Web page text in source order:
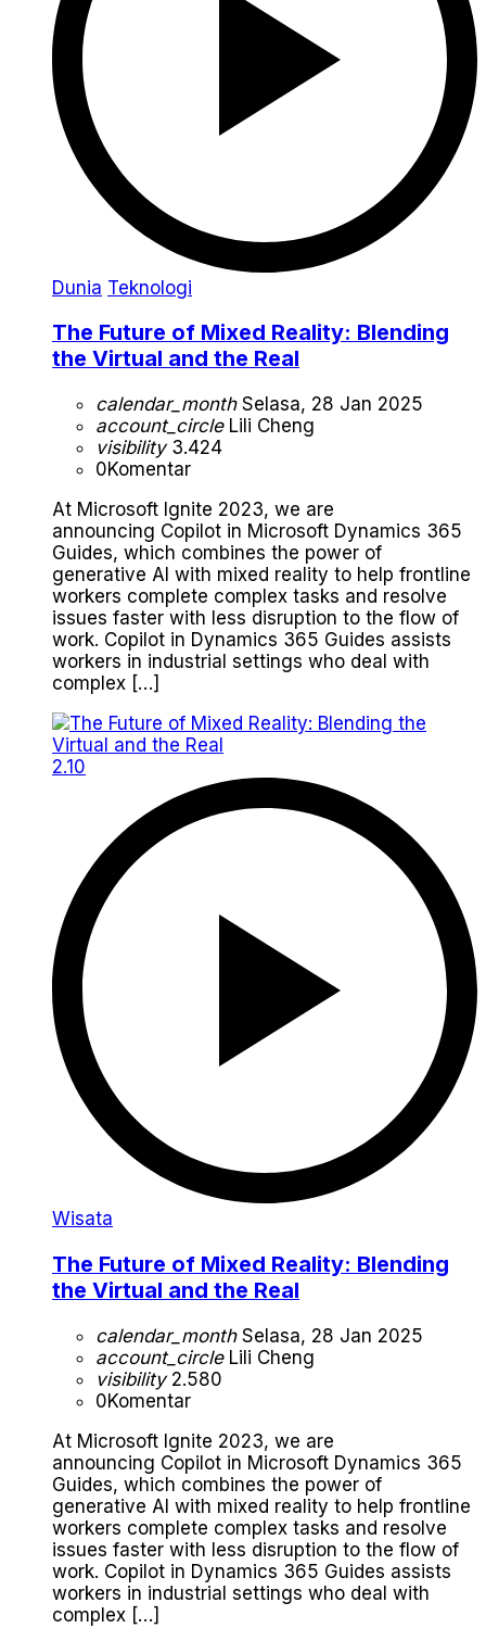
Dunia Teknologi
The Future of Mixed Reality: Blending
the Virtual and the Real
calendar_monthSelasa, 28 Jan 2025
account_circleLili Cheng
visibility3.424
0Komentar
At Microsoft Ignite 2023, we are
announcing Copilot in Microsoft Dynamics 365
Guides, which combines the power of
generative AI with mixed reality to help frontline
workers complete complex tasks and resolve
issues faster with less disruption to the flow of
work. Copilot in Dynamics 365 Guides assists
workers in industrial settings who deal with
complex […]
2.10
Wisata
The Future of Mixed Reality: Blending
the Virtual and the Real
calendar_monthSelasa, 28 Jan 2025
account_circleLili Cheng
visibility2.580
0Komentar
At Microsoft Ignite 2023, we are
announcing Copilot in Microsoft Dynamics 365
Guides, which combines the power of
generative AI with mixed reality to help frontline
workers complete complex tasks and resolve
issues faster with less disruption to the flow of
work. Copilot in Dynamics 365 Guides assists
workers in industrial settings who deal with
complex […]